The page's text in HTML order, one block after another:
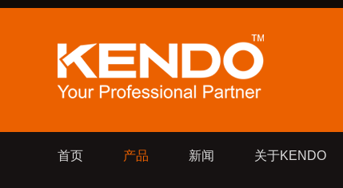
首页 产品 新闻 关于KENDO